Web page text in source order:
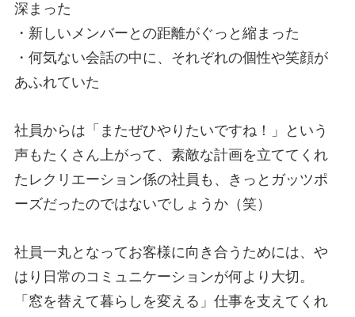
深まった
・新しいメンバーとの距離がぐっと縮まった
・何気ない会話の中に、それぞれの個性や笑顔が
あふれていた
社員からは「またぜひやりたいですね！」という
声もたくさん上がって、素敵な計画を⽴ててくれ
たレクリエーション係の社員も、きっとガッツポ
ーズだったのではないでしょうか（笑）
社員⼀丸となってお客様に向き合うためには、や
はり⽇常のコミュニケーションが何より⼤切。
「窓を替えて暮らしを変える」仕事を⽀えてくれ